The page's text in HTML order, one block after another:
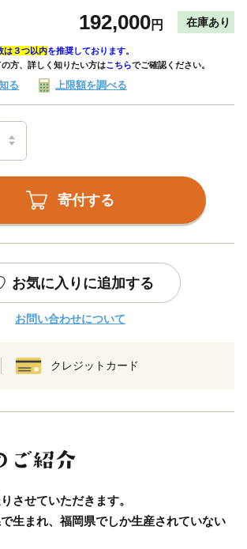
192,000円 在庫あり
は３つ以内を推奨しております。
方、詳しく知りたい方はこちらでご確認ください。
る 上限額を調べる
寄付する
お気に入りに追加する
お問い合わせについて
クレジットカード
させていただきます。
生まれ、福岡県でしか生産されていない